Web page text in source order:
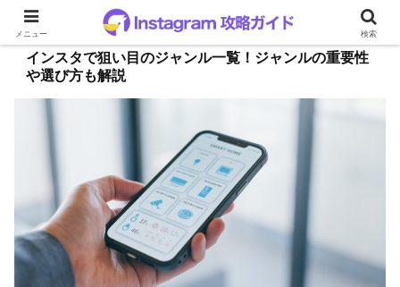
インスタで狙い目のジャンル一覧！ジャンルの重要性
や選び方も解説
メニュー 検索